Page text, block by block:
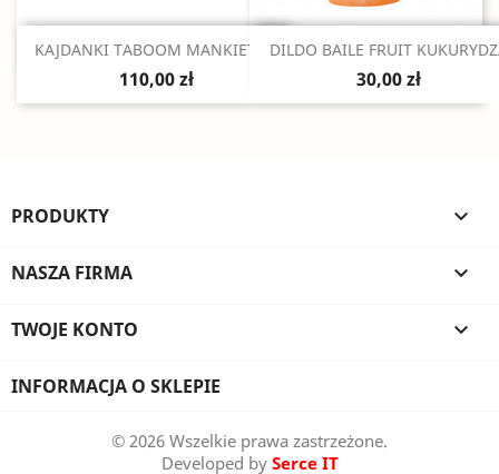
Szybki podgląd
KAJDANKI TABOOM MANKIETY...
110,00 zł
Szybki podgląd
DILDO BAILE FRUIT
30,00 zł
PRODUKTY 
NASZA FIRMA 
TWOJE KONTO 
INFORMACJA O SKLEPIE
© 2026 Wszelkie prawa zastrzeżone.
Developed by Serce IT